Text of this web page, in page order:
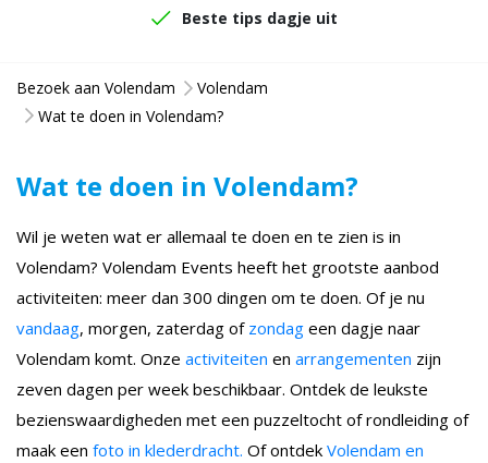
Beste tips dagje uit
Bezoek aan Volendam
Volendam
Wat te doen in Volendam?
Wat te doen in Volendam?
Wil je weten wat er allemaal te doen en te zien is in
Volendam? Volendam Events heeft het grootste aanbod
activiteiten: meer dan 300 dingen om te doen. Of je nu
vandaag, morgen, zaterdag of zondag een dagje naar
Volendam komt. Onze activiteiten en arrangementen zijn
zeven dagen per week beschikbaar. Ontdek de leukste
bezienswaardigheden met een puzzeltocht of rondleiding of
maak een foto in klederdracht. Of ontdek Volendam en